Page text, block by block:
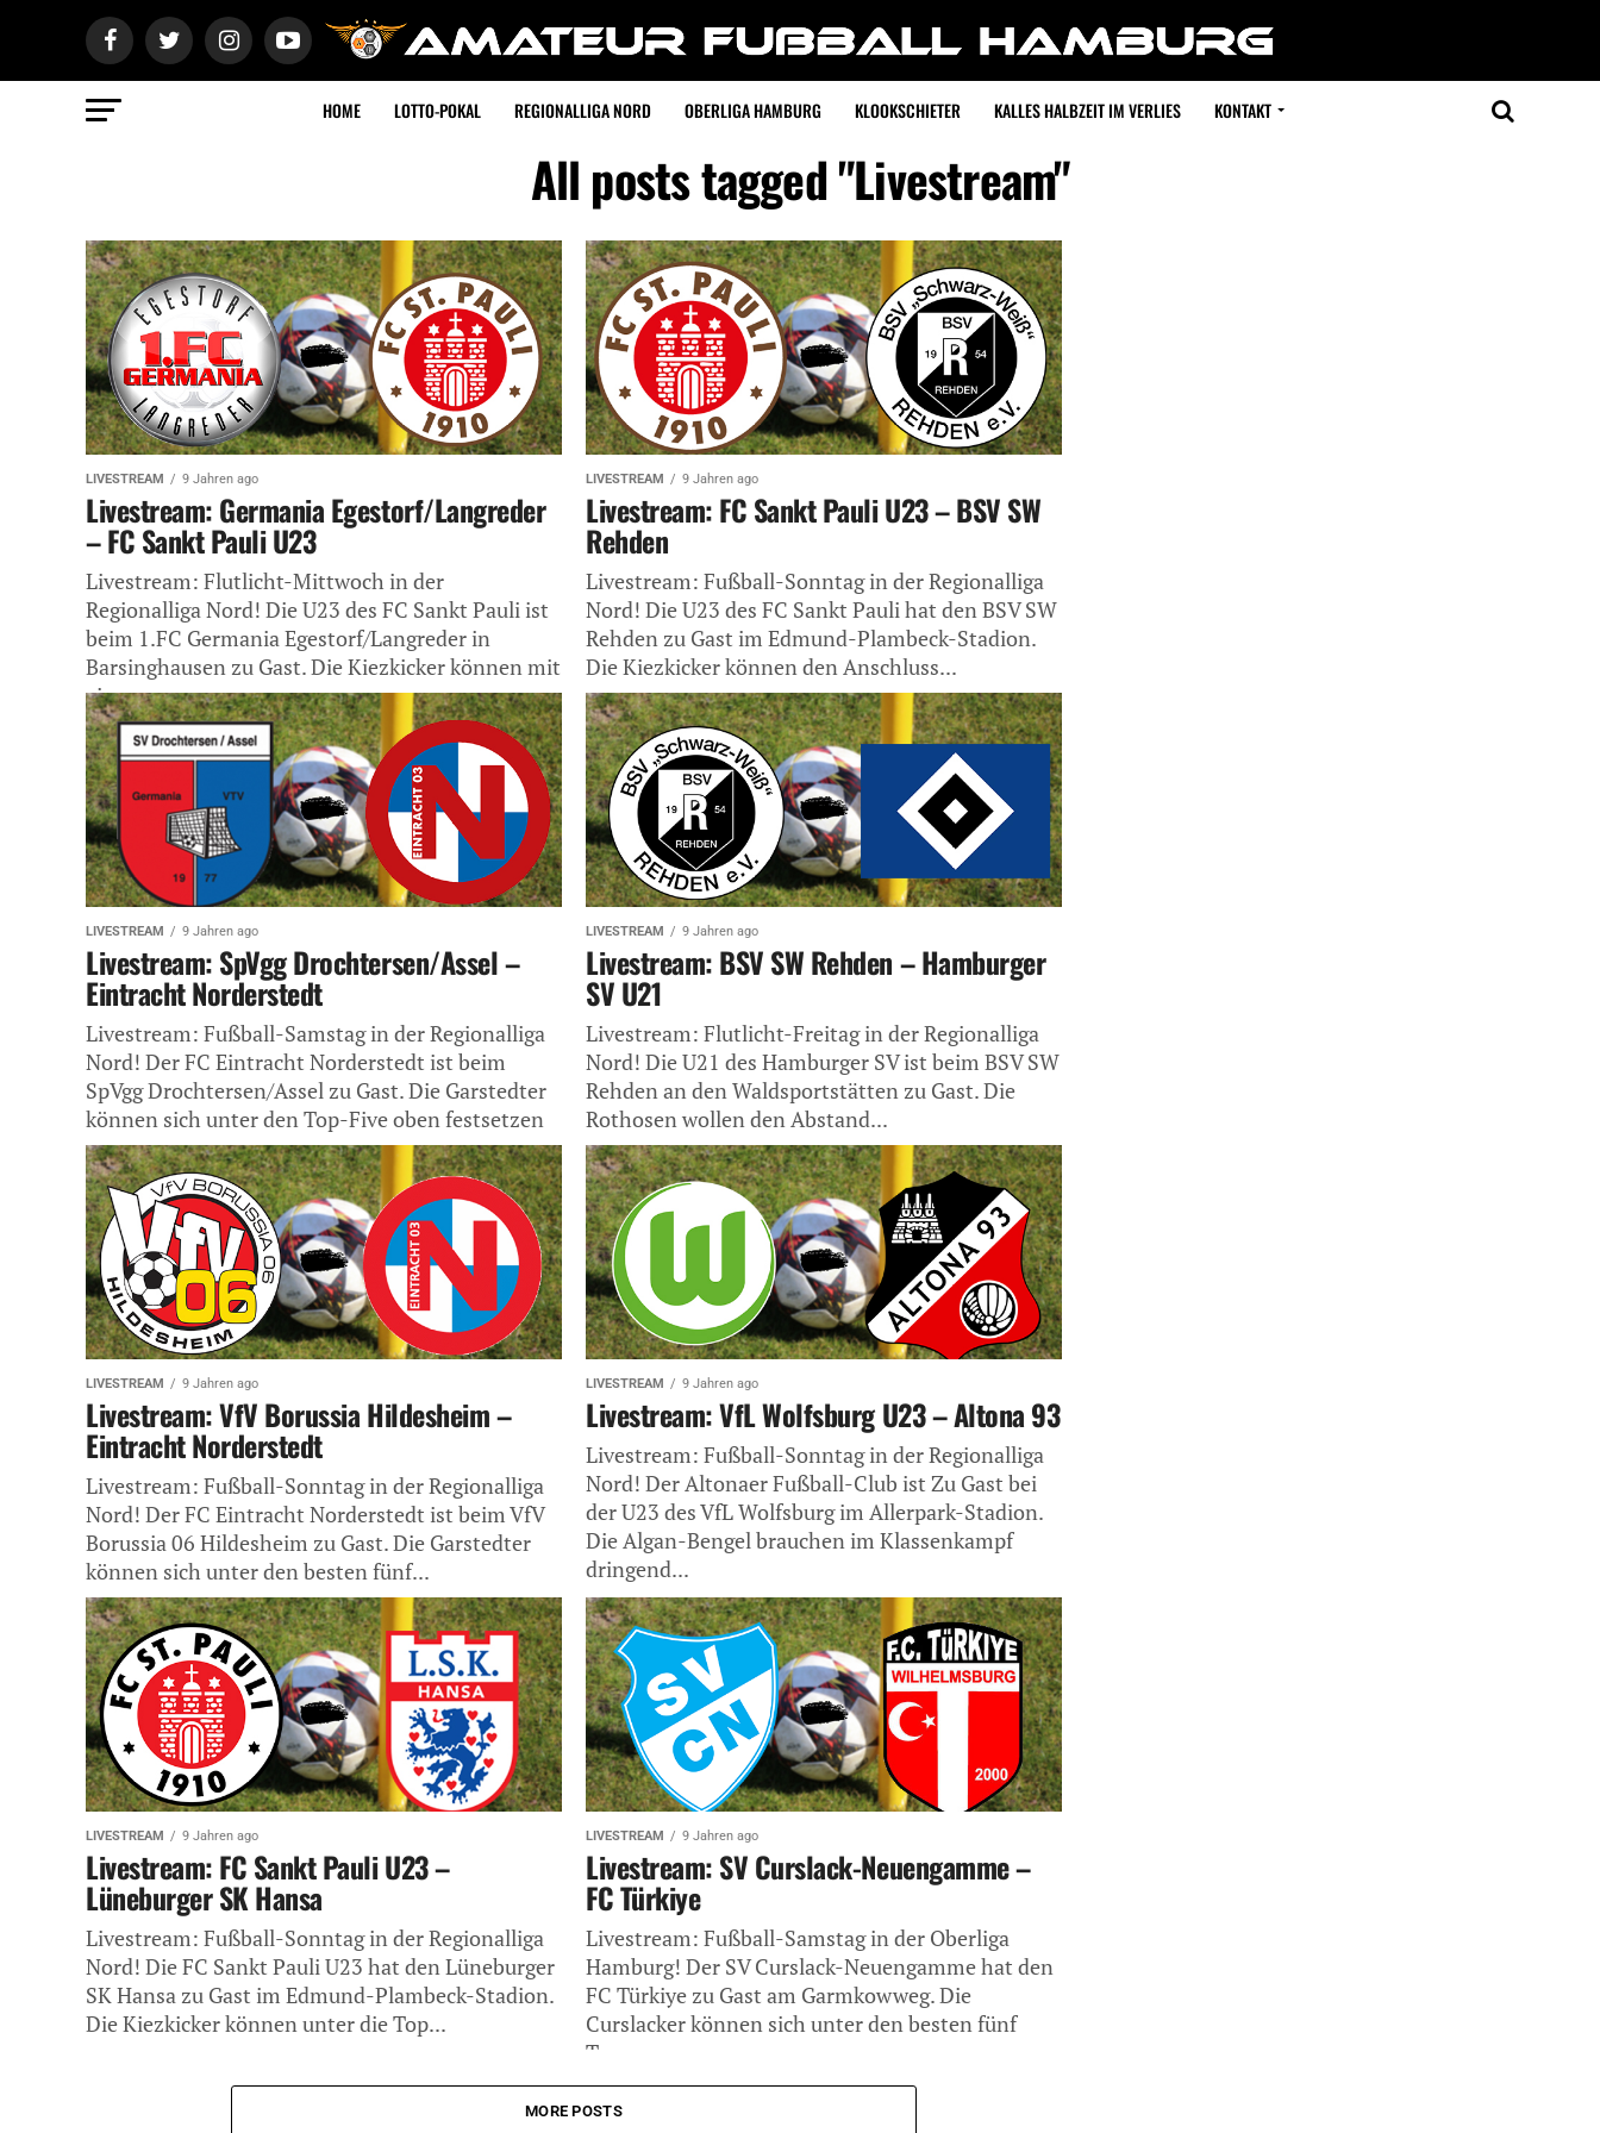
HOME LOTTO-POKAL REGIONALLIGA NORD OBERLIGA HAMBURG KLOOKSCHIETER KALLES HALBZEIT IM VERLIES KONTAKT
All posts tagged "Livestream"
LIVESTREAM 9 Jahren ago
Livestream: Germania Egestorf/Langreder
– FC Sankt Pauli U23
Livestream: Flutlicht-Mittwoch in der
Regionalliga Nord! Die U23 des FC Sankt Pauli ist
beim 1.FC Germania Egestorf/Langreder in
Barsinghausen zu Gast. Die Kiezkicker können mit
einem...
LIVESTREAM 9 Jahren ago
Livestream: FC Sankt Pauli U23 – BSV SW
Rehden
Livestream: Fußball-Sonntag in der Regionalliga
Nord! Die U23 des FC Sankt Pauli hat den BSV SW
Rehden zu Gast im Edmund-Plambeck-Stadion.
Die Kiezkicker können den Anschluss...
LIVESTREAM 9 Jahren ago
Livestream: SpVgg Drochtersen/Assel –
Eintracht Norderstedt
Livestream: Fußball-Samstag in der Regionalliga
Nord! Der FC Eintracht Norderstedt ist beim
SpVgg Drochtersen/Assel zu Gast. Die Garstedter
können sich unter den Top-Five oben festsetzen
–...
LIVESTREAM 9 Jahren ago
Livestream: BSV SW Rehden – Hamburger
SV U21
Livestream: Flutlicht-Freitag in der Regionalliga
Nord! Die U21 des Hamburger SV ist beim BSV SW
Rehden an den Waldsportstätten zu Gast. Die
Rothosen wollen den Abstand...
LIVESTREAM 9 Jahren ago
Livestream: VfV Borussia Hildesheim –
Eintracht Norderstedt
Livestream: Fußball-Sonntag in der Regionalliga
Nord! Der FC Eintracht Norderstedt ist beim VfV
Borussia 06 Hildesheim zu Gast. Die Garstedter
können sich unter den besten fünf...
LIVESTREAM 9 Jahren ago
Livestream: VfL Wolfsburg U23 – Altona 93
Livestream: Fußball-Sonntag in der Regionalliga
Nord! Der Altonaer Fußball-Club ist Zu Gast bei
der U23 des VfL Wolfsburg im Allerpark-Stadion.
Die Algan-Bengel brauchen im Klassenkampf
dringend...
LIVESTREAM 9 Jahren ago
Livestream: FC Sankt Pauli U23 –
Lüneburger SK Hansa
Livestream: Fußball-Sonntag in der Regionalliga
Nord! Die FC Sankt Pauli U23 hat den Lüneburger
SK Hansa zu Gast im Edmund-Plambeck-Stadion.
Die Kiezkicker können unter die Top...
LIVESTREAM 9 Jahren ago
Livestream: SV Curslack-Neuengamme –
FC Türkiye
Livestream: Fußball-Samstag in der Oberliga
Hamburg! Der SV Curslack-Neuengamme hat den
FC Türkiye zu Gast am Garmkowweg. Die
Curslacker können sich unter den besten fünf
Teams...
MORE POSTS